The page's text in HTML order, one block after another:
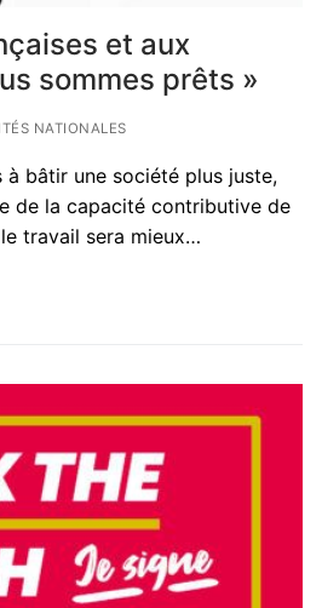
et aux
sommes prêts »
NATIONALES
à bâtir une société plus juste,
de la capacité contributive de
travail sera mieux…